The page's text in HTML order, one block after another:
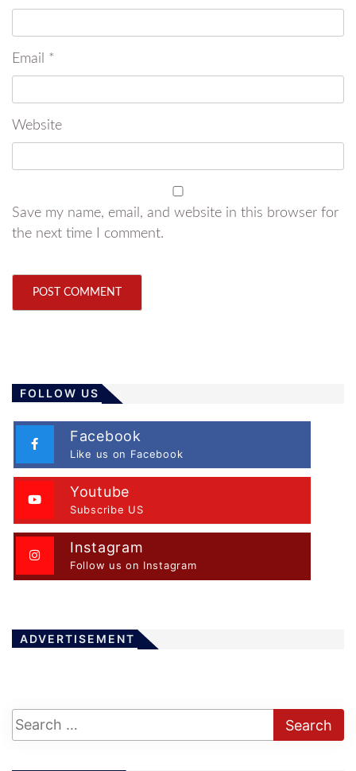
Email *
Website
Save my name, email, and website in this browser for
the next time I comment.
FOLLOW US
Facebook
Like us on Facebook
Youtube
Subscribe US
Instagram
Follow us on Instagram
ADVERTISEMENT